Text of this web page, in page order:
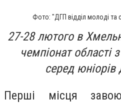
Фото: "ДГП відділ молоді та
27-28 лютого в
чемпіонат області
серед юніорів
Перші місця